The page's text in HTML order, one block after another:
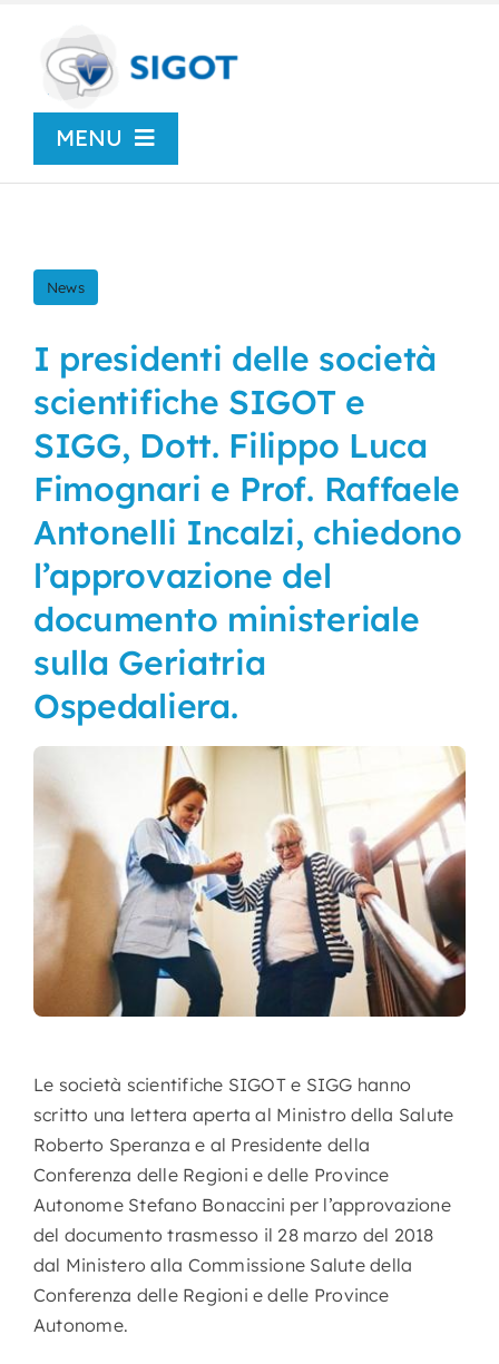
content
MENU
News
Congressi
Centro Studi
SIGOT Young
Nursing
Contatti
Area Soci
News
I presidenti delle società
scientifiche SIGOT e
SIGG, Dott. Filippo Luca
Fimognari e Prof. Raffaele
Antonelli Incalzi, chiedono
l’approvazione del
documento ministeriale
sulla Geriatria
Ospedaliera.
Le società scientifiche SIGOT e SIGG hanno
scritto una lettera aperta al Ministro della Salute
Roberto Speranza e al Presidente della
Conferenza delle Regioni e delle Province
Autonome Stefano Bonaccini per l’approvazione
del documento trasmesso il 28 marzo del 2018
dal Ministero alla Commissione Salute della
Conferenza delle Regioni e delle Province
Autonome.